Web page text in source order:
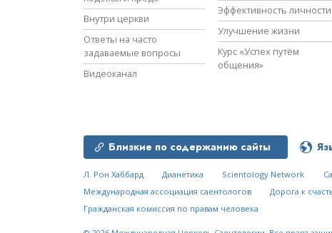
Внутри церкви
Ответы на часто
задаваемые вопросы
Видеоканал
Эффективность личности
Улучшение жизни
Курс «Успех путём
общения»
Близкие по содержанию сайты
Л. Рон Хаббард Дианетика Scientology Network
Международная ассоциация саентологов
Дорога к
Гражданская комиссия по правам человека